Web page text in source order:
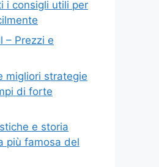
i consigli utili per
– Prezzi e
migliori strategie
di forte
e storia
più famosa del